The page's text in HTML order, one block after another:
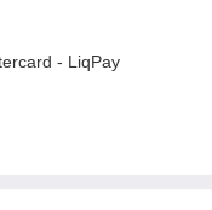
- LiqPay